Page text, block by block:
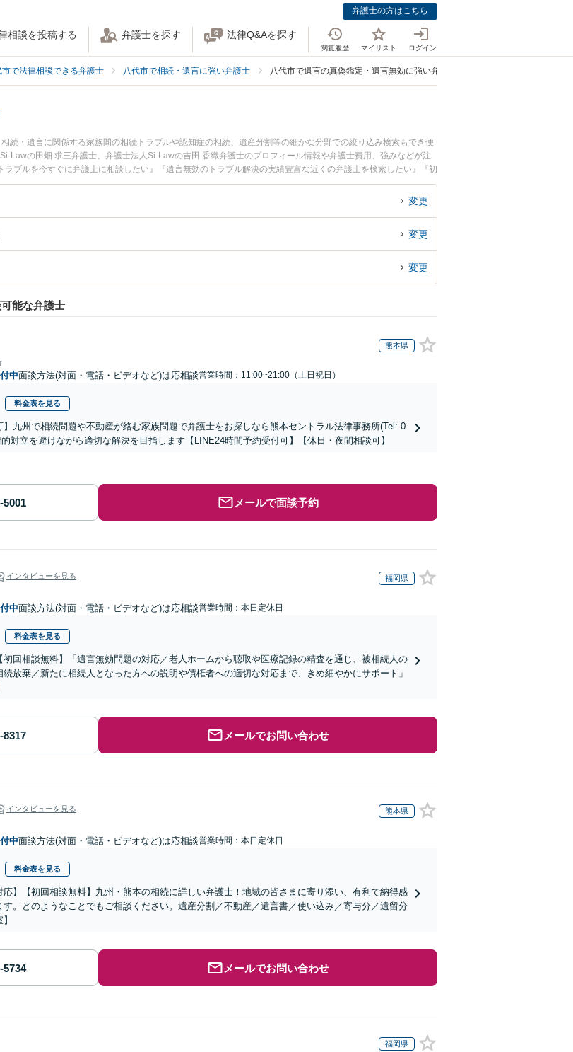
弁護士の方はこちら
相談を投稿する 弁護士を探す 法律Q&Aを探す
閲覧履歴 マイリスト ログイン
市で法律相談できる弁護士 八代市で相続・遺言に強い弁護士 八代市で遺言の真偽鑑定・遺言無効に強い弁護士
続・遺言に関係する家族間の相続トラブルや認知症の相続、遺産分割等の細かな分野での絞り込み検索もでき便
Lawの田畑 求三弁護士、弁護士法人Si-Lawの吉田 香織弁護士のプロフィール情報や弁護士費用、強みなどが注
ブルを今すぐに弁護士に相談したい』『遺言無効のトラブル解決の実績豊富な近くの弁護士を検索したい』『初
約したい』などでお困りの相談者さんにおすすめです。
変更
変更
変更
能な弁護士
熊本県
中面談方法(対面・電話・ビデオなど)は応相談営業時間：11:00~21:00（土日祝日）
料金表を見る
】九州で相続問題や不動産が絡む家族問題で弁護士をお探しなら熊本セントラル法律事務所(Tel: 0
対立を避けながら適切な解決を目指します【LINE24時間予約受付可】【休日・夜間相談可】
メールで面談予約
インタビューを見る 福岡県
中面談方法(対面・電話・ビデオなど)は応相談営業時間：本日定休日
料金表を見る
初回相談無料】「遺言無効問題の対応／老人ホームから聴取や医療記録の精査を通じ、被相続人の
放棄／新たに相続人となった方への説明や債権者への適切な対応まで、きめ細やかにサポート」
メールでお問い合わせ
インタビューを見る 熊本県
中面談方法(対面・電話・ビデオなど)は応相談営業時間：本日定休日
料金表を見る
応】【初回相談無料】九州・熊本の相続に詳しい弁護士！地域の皆さまに寄り添い、有利で納得感
。どのようなことでもご相談ください。遺産分割／不動産／遺言書／使い込み／寄与分／遺留分
メールでお問い合わせ
福岡県